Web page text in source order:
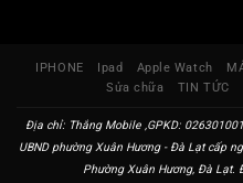
IPHONE Ipad Apple Watch
Sửa chữa
TIN TỨC
Địa chỉ: Thắng Mobile ,GPKD:
UBND phường Xuân Hương - Đà Lạt cấp
Phường Xuân Hương, Đà